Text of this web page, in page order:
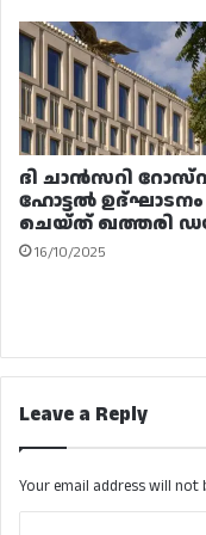
ദി ചാൻസറി
ഹോട്ടൽ ഉദ്ഘാടനം
ചെയ്ത് ഖത്തരി
16/10/2025
Leave a Reply
Your email address will not